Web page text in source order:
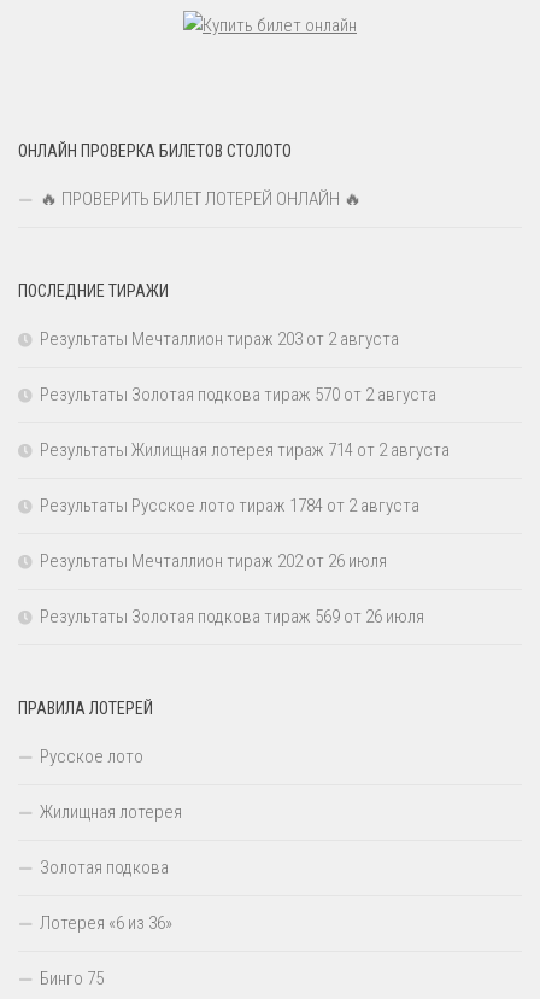
ОНЛАЙН ПРОВЕРКА БИЛЕТОВ СТОЛОТО
🔥 ПРОВЕРИТЬ БИЛЕТ ЛОТЕРЕЙ ОНЛАЙН 🔥
ПОСЛЕДНИЕ ТИРАЖИ
Результаты Мечталлион тираж 203 от 2 августа
Результаты Золотая подкова тираж 570 от 2 августа
Результаты Жилищная лотерея тираж 714 от 2 августа
Результаты Русское лото тираж 1784 от 2 августа
Результаты Мечталлион тираж 202 от 26 июля
Результаты Золотая подкова тираж 569 от 26 июля
ПРАВИЛА ЛОТЕРЕЙ
Русское лото
Жилищная лотерея
Золотая подкова
Лотерея «6 из 36»
Бинго 75